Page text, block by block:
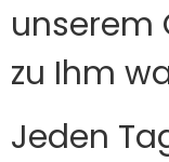
unserem
zu Ihm
Jeden